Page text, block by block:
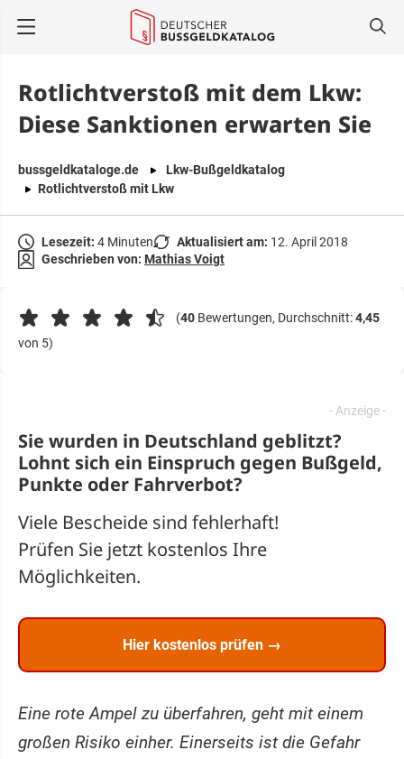
Rotlichtverstoß mit dem Lkw:
Diese Sanktionen erwarten Sie
bussgeldkataloge.de
Lkw-Bußgeldkatalog
Rotlichtverstoß mit Lkw
Lesezeit: 4 Minuten Aktualisiert am: 12. April 2018
Geschrieben von: Mathias Voigt
(40 Bewertungen, Durchschnitt:4,45
von 5)
Sie wurden in Deutschland geblitzt?
Lohnt sich ein Einspruch gegen Bußgeld,
Punkte oder Fahrverbot?
Viele Bescheide sind fehlerhaft!
Prüfen Sie jetzt kostenlos Ihre
Möglichkeiten.
Hier kostenlos prüfen →
Eine rote Ampel zu überfahren, geht mit einem
großen Risiko einher. Einerseits ist die Gefahr